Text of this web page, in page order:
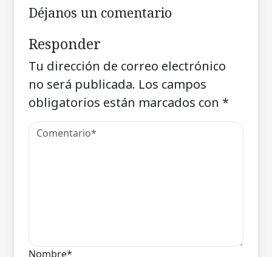
Déjanos un comentario
Responder
Tu dirección de correo electrónico
no será publicada. Los campos
obligatorios están marcados con *
Nombre*